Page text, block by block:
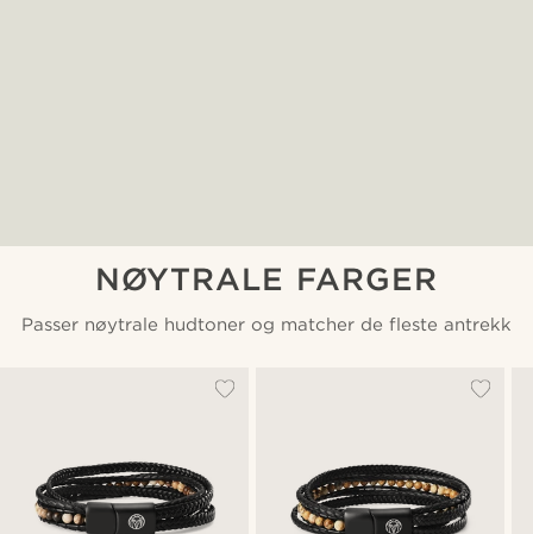
NØYTRALE FARGER
Passer nøytrale hudtoner og matcher de fleste antrekk